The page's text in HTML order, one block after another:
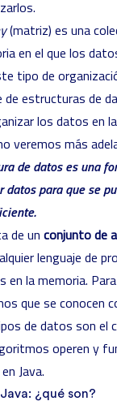
(matriz) es una
en el que los
tipo de
de estructuras de
los datos en
veremos más
de datos es una
datos para que se
de un conjunto de
lenguaje de
la memoria.
que se conocen
de datos son el
operen y
Java.
¿qué son?